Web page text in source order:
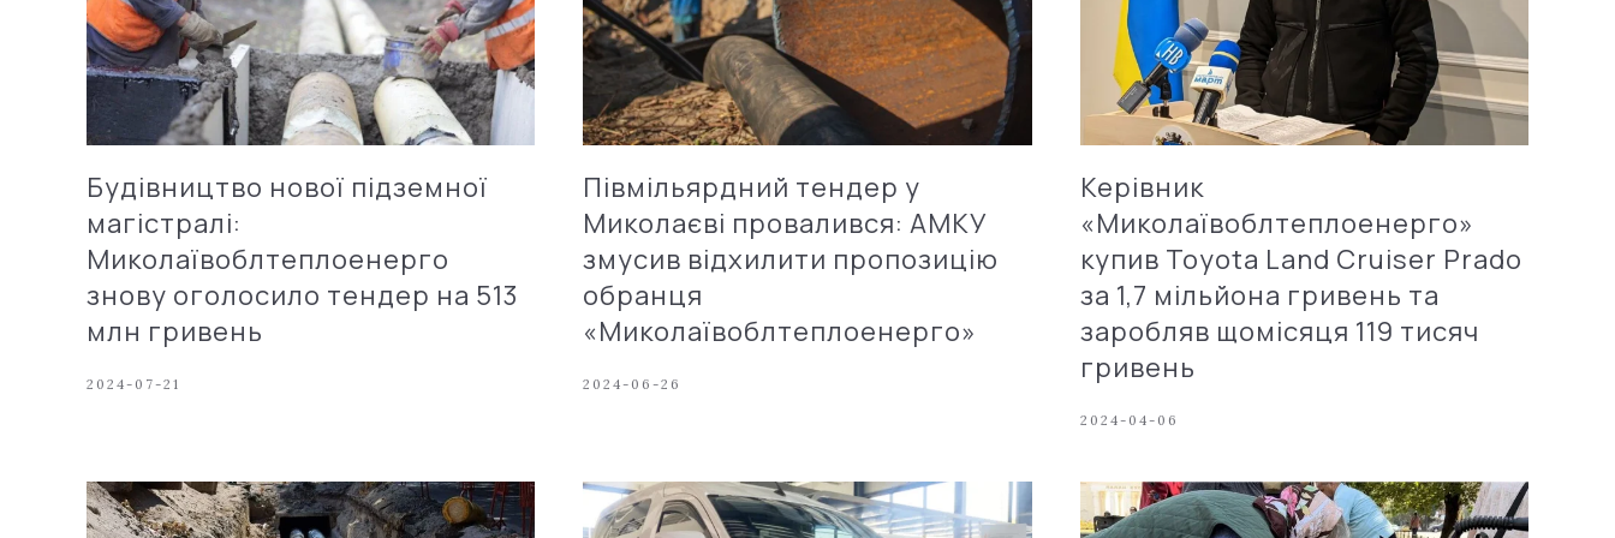
Будівництво нової підземної
магістралі:
Миколаївоблтеплоенерго
знову оголосило тендер на 513
млн гривень
2024-07-21
Півмільярдний тендер у
Миколаєві провалився: АМКУ
змусив відхилити пропозицію
обранця
«Миколаївоблтеплоенерго»
2024-06-26
Керівник
«Миколаївоблтеплоенерго»
купив Toyota Land Cruiser Prado
за 1,7 мільйона гривень та
заробляв щомісяця 119 тисяч
гривень
2024-04-06